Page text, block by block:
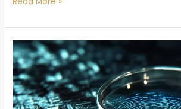
Savcılık
Silinen
Fotoğrafları
Geri
Getirebilir